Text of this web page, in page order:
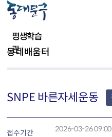
평생학습
관
동네배움터
SNPE 바른자세운동
접수기간 2026-03-26